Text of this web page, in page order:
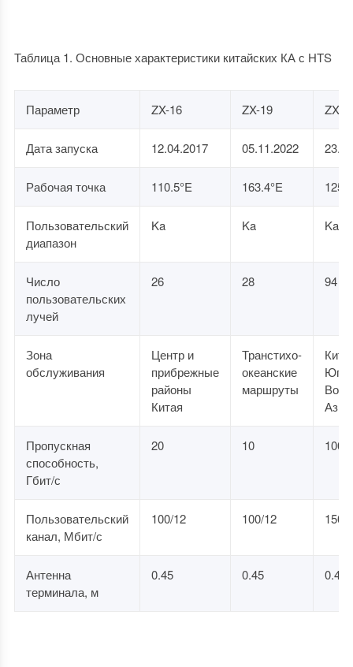
Таблица 1. Основные характеристики китайских КА с HTS
Параметр ZX-16 ZX-19 ZX-
Дата запуска 12.04.2017 05.11.2022
Рабочая точка 110.5°E 163.4°E
Пользовательский
диапазон
Ka Ka Ka
Число
пользовательских
лучей
26 28 94
Зона
обслуживания
Центр и
прибрежные
районы
Китая
Транстихо-
океанские
маршруты
Юго-
Азия
Пропускная
способность,
Гбит/с
20 10 100
Пользовательский
канал, Мбит/с
100/12 100/12 150/
Антенна
терминала, м
0.45 0.45 0.45